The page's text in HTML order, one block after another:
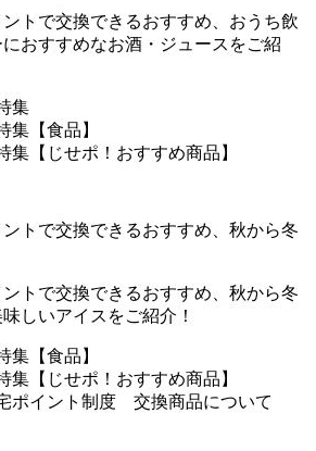
トで交換できるおすすめ、おうち飲
おすすめなお酒・ジュースをご紹
集
集【食品】
集【じせポ！おすすめ商品】
トで交換できるおすすめ、秋から冬
トで交換できるおすすめ、秋から冬
しいアイスをご紹介！
集【食品】
集【じせポ！おすすめ商品】
ポイント制度 交換商品について